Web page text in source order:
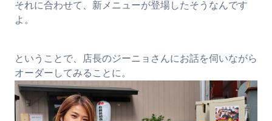
それに合わせて、新メニューが登場したそうなんです
よ。
ということで、店長のジーニョさんにお話を伺いながら
オーダーしてみることに。